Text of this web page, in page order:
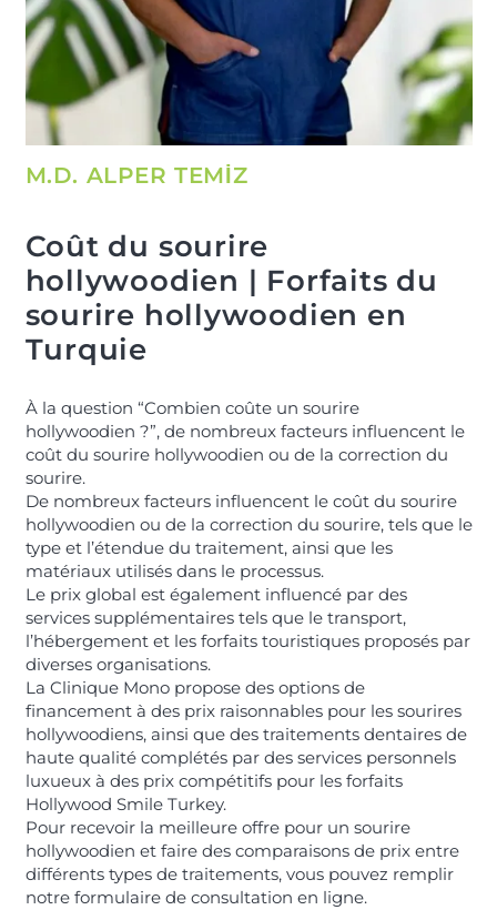
M.D. ALPER TEMİZ
Coût du sourire
hollywoodien | Forfaits du
sourire hollywoodien en
Turquie
À la question “Combien coûte un sourire
hollywoodien ?”, de nombreux facteurs influencent le
coût du sourire hollywoodien ou de la correction du
sourire.
De nombreux facteurs influencent le coût du sourire
hollywoodien ou de la correction du sourire, tels que le
type et l’étendue du traitement, ainsi que les
matériaux utilisés dans le processus.
Le prix global est également influencé par des
services supplémentaires tels que le transport,
l’hébergement et les forfaits touristiques proposés par
diverses organisations.
La Clinique Mono propose des options de
financement à des prix raisonnables pour les sourires
hollywoodiens, ainsi que des traitements dentaires de
haute qualité complétés par des services personnels
luxueux à des prix compétitifs pour les forfaits
Hollywood Smile Turkey.
Pour recevoir la meilleure offre pour un sourire
hollywoodien et faire des comparaisons de prix entre
différents types de traitements, vous pouvez remplir
notre formulaire de consultation en ligne.